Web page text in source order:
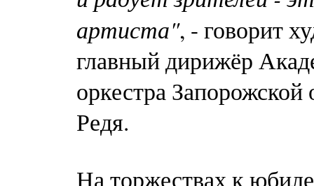
артиста", - говорит
главный дирижёр
оркестра
Редя.
На торжествах к